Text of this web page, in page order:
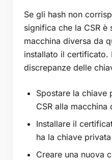
Se gli hash non
significa che la CSR è
macchina diversa da
installato il certificato.
discrepanze delle
Spostare la chiave
CSR alla
Installare il
ha la chiave
Creare una nuova